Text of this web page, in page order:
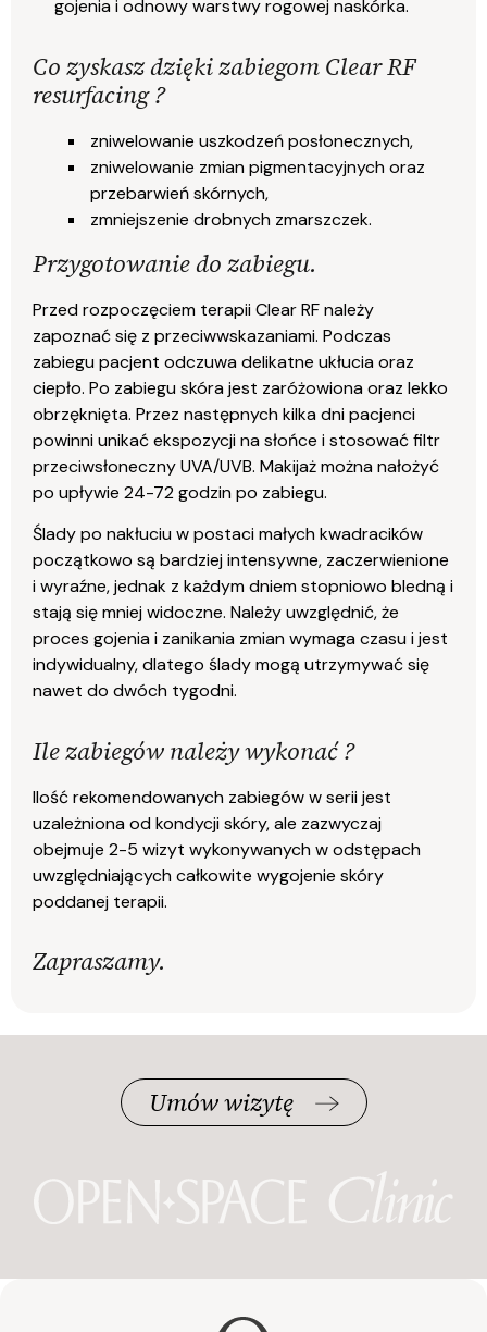
gojenia i odnowy warstwy rogowej naskórka.
Co zyskasz dzięki zabiegom Clear RF
resurfacing ?
zniwelowanie uszkodzeń posłonecznych,
zniwelowanie zmian pigmentacyjnych oraz
przebarwień skórnych,
zmniejszenie drobnych zmarszczek.
Przygotowanie do zabiegu.
Przed rozpoczęciem terapii Clear RF należy
zapoznać się z przeciwwskazaniami. Podczas
zabiegu pacjent odczuwa delikatne ukłucia oraz
ciepło. Po zabiegu skóra jest zaróżowiona oraz lekko
obrzęknięta. Przez następnych kilka dni pacjenci
powinni unikać ekspozycji na słońce i stosować filtr
przeciwsłoneczny UVA/UVB. Makijaż można nałożyć
po upływie 24-72 godzin po zabiegu.
Ślady po nakłuciu w postaci małych kwadracików
początkowo są bardziej intensywne, zaczerwienione
i wyraźne, jednak z każdym dniem stopniowo bledną i
stają się mniej widoczne. Należy uwzględnić, że
proces gojenia i zanikania zmian wymaga czasu i jest
indywidualny, dlatego ślady mogą utrzymywać się
nawet do dwóch tygodni.
Ile zabiegów należy wykonać ?
Ilość rekomendowanych zabiegów w serii jest
uzależniona od kondycji skóry, ale zazwyczaj
obejmuje 2-5 wizyt wykonywanych w odstępach
uwzględniających całkowite wygojenie skóry
poddanej terapii.
Zapraszamy.
Umów wizytę